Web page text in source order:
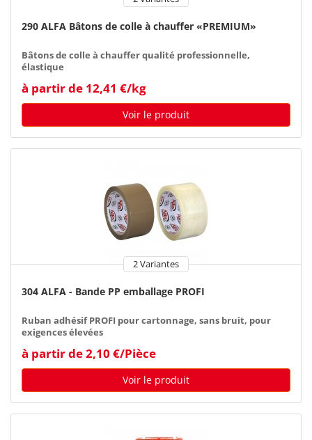
290 ALFA Bâtons de colle à chauffer «PREMIUM»
Bâtons de colle à chauffer qualité professionnelle,
élastique
à partir de 12,41 €/kg
Voir le produit
2 Variantes
304 ALFA - Bande PP emballage PROFI
Ruban adhésif PROFI pour cartonnage, sans bruit, pour
exigences élevées
à partir de 2,10 €/Pièce
Voir le produit